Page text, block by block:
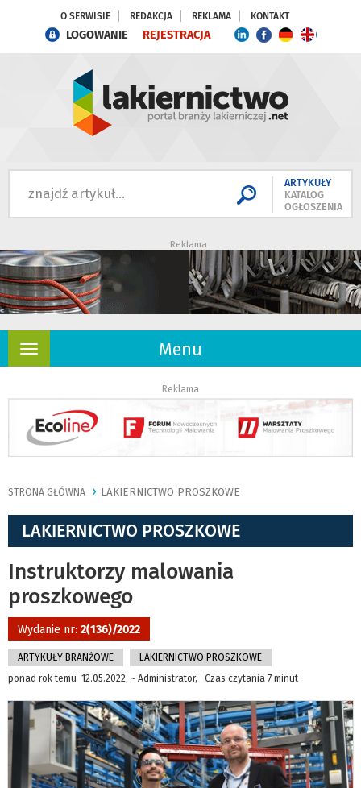
O SERWISIE REDAKCJA REKLAMA KONTAKT
LOGOWANIE REJESTRACJA
ARTYKUŁY
KATALOG
OGŁOSZENIA
Reklama
Menu
Rozwiń
Reklama
STRONA GŁÓWNA LAKIERNICTWO PROSZKOWE
LAKIERNICTWO PROSZKOWE
Instruktorzy malowania
proszkowego
Wydanie nr: 2(136)/2022
ARTYKUŁY BRANŻOWE
LAKIERNICTWO PROSZKOWE
ponad rok temu 12.05.2022, ~ Administrator, Czas czytania 7 minut